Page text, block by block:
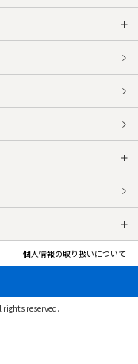
個人情報の取り扱いについて
reserved.